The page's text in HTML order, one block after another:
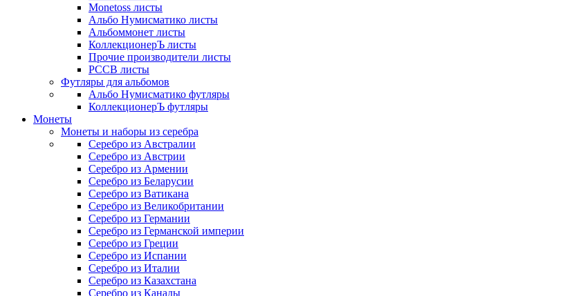
Monetoss листы
Альбо Нумисматико листы
Альбоммонет листы
КоллекционерЪ листы
Прочие производители листы
РССВ листы
Футляры для альбомов
Альбо Нумисматико футляры
КоллекционерЪ футляры
Монеты
Монеты и наборы из серебра
Серебро из Австралии
Серебро из Австрии
Серебро из Армении
Серебро из Беларусии
Серебро из Ватикана
Серебро из Великобритании
Серебро из Германии
Серебро из Германской империи
Серебро из Греции
Серебро из Испании
Серебро из Италии
Серебро из Казахстана
Серебро из Канады